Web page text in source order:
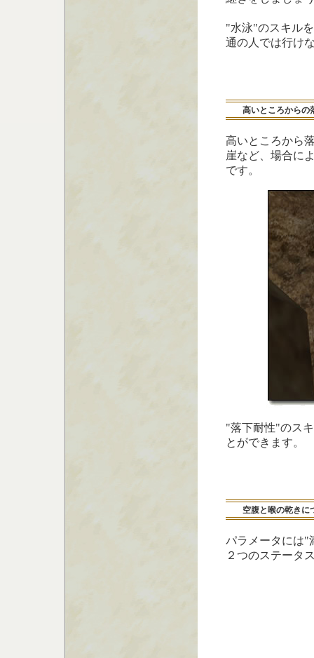
"水泳"のスキル
通の人では行け
高いところからの
高いところから
崖など、場合に
です。
"落下耐性"のス
とができます。
空腹と喉の乾きに
パラメータには"
２つのステータ